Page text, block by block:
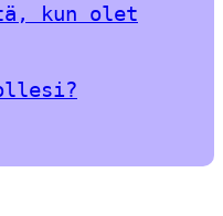
kun olet